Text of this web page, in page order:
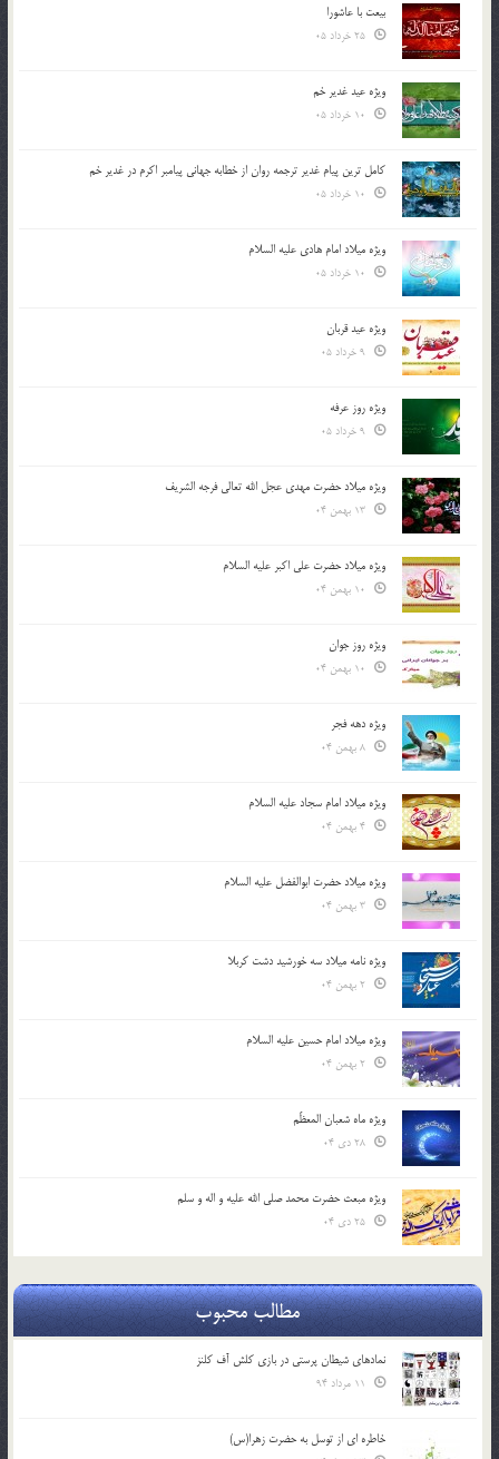
بیعت با عاشورا
ویژه عید غدیر خم
کامل ترین پیام غدیر ترجمه روان از خطابه جهانی پیامبر اکرم در غدیر خم
ویژه میلاد امام هادی علیه السلام
ویژه عید قربان
ویژه روز عرفه
ویژه میلاد حضرت مهدی عجل الله تعالی فرجه الشريف
ویژه میلاد حضرت علی اکبر علیه السلام
ویژه روز جوان
ویژه دهه فجر
ویژه میلاد امام سجاد علیه السلام
ویژه میلاد حضرت ابوالفضل علیه السلام
ویژه نامه میلاد سه خورشید دشت کربلا
ویژه میلاد امام حسین علیه السلام
ویژه ماه شعبان المعظّم
ویژه مبعث حضرت محمد صلی الله علیه و اله و سلم
مطالب محبوب
نمادهای شیطان پرستی در بازی کلش آف کلنز
خاطره ای از توسل به حضرت زهرا(س)